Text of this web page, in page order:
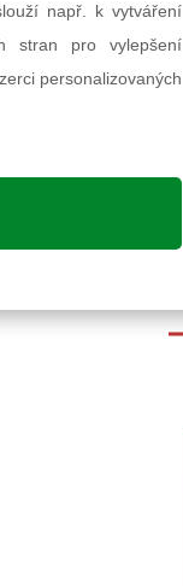
např. k vytváření
stran pro vylepšení
personalizovaných